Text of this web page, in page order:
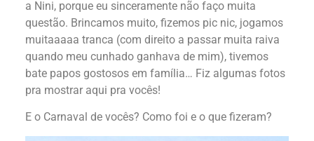
a Nini, porque eu sinceramente não faço muita
questão. Brincamos muito, fizemos pic nic, jogamos
muitaaaaa tranca (com direito a passar muita raiva
quando meu cunhado ganhava de mim), tivemos
bate papos gostosos em família… Fiz algumas fotos
pra mostrar aqui pra vocês!
E o Carnaval de vocês? Como foi e o que fizeram?